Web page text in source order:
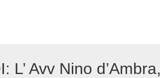
L’ Avv Nino d’Ambra,